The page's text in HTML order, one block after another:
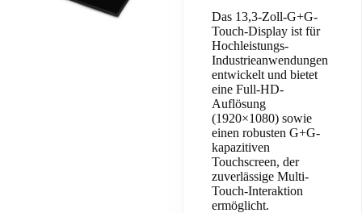
Das 13,3-Zoll-G+G-
Touch-Display ist für
Hochleistungs-
Industrieanwendungen
entwickelt und bietet
eine Full-HD-
Auflösung
(1920×1080) sowie
einen robusten G+G-
kapazitiven
Touchscreen, der
zuverlässige Multi-
Touch-Interaktion
ermöglicht.